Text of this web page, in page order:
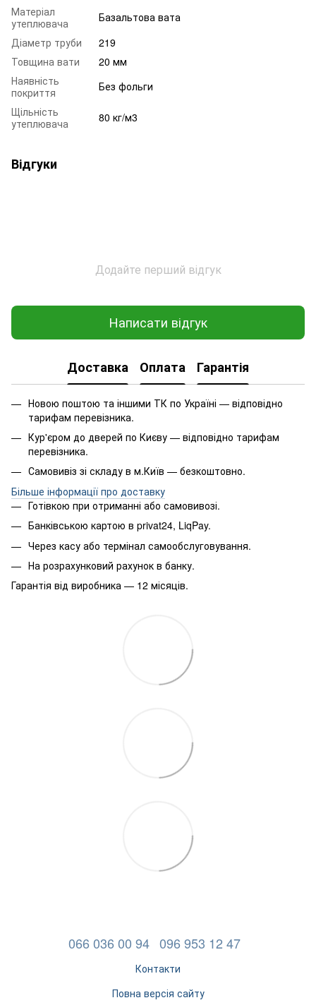
Матеріал
утеплювача
Базальтова вата
Діаметр труби
219
Товщина вати
20 мм
Наявність
покриття
Без фольги
Щільність
утеплювача
80 кг/м3
Відгуки
Додайте перший відгук
Написати відгук
Доставка Оплата Гарантія
Новою поштою та іншими ТК по Україні — відповідно
тарифам перевізника.
Кур'єром до дверей по Києву — відповідно тарифам
перевізника.
Самовивіз зі складу в м.Київ — безкоштовно.
Більше інформації про доставку
Готівкою при отриманні або самовивозі.
Банківською картою в privat24, LiqPay.
Через касу або термінал самообслуговування.
На розрахунковий рахунок в банку.
Гарантія від виробника — 12 місяців.
066 036 00 94 096 953 12 47
Контакти
Повна версія сайту